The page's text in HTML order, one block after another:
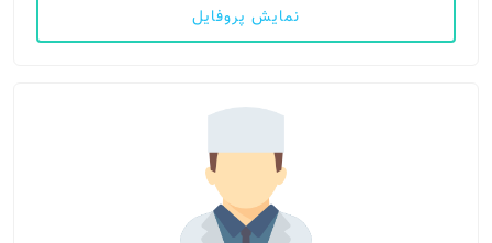
نمایش پروفایل